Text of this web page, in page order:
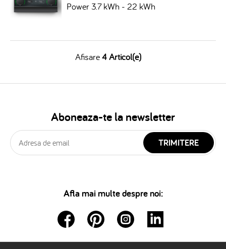
Power 3.7 kWh - 22 kWh
Afisare4 Articol(e)
Aboneaza-te la newsletter
TRIMITERE
Afla mai multe despre noi: